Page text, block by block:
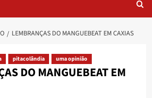
LEMBRANÇAS DO MANGUEBEAT EM CAXIAS
pitacolândia uma opinião
DO MANGUEBEAT EM